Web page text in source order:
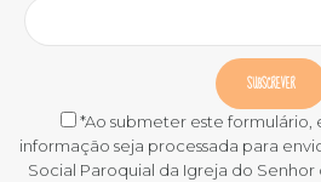
*Ao submeter este formulário,
informação seja processada para
Social Paroquial da Igreja do Senhor